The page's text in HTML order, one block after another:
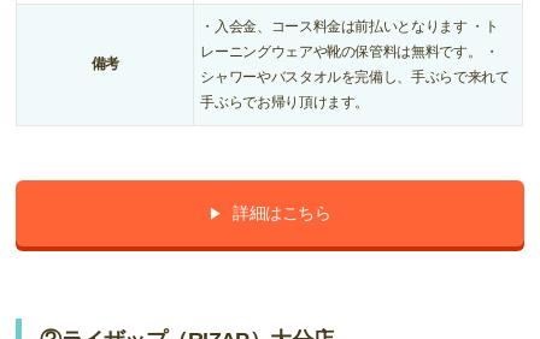
備考
・入会金、コース料金は前払いとなります ・ト
レーニングウェアや靴の保管料は無料です。 ・
シャワーやバスタオルを完備し、手ぶらで来れて
手ぶらでお帰り頂けます。
詳細はこちら